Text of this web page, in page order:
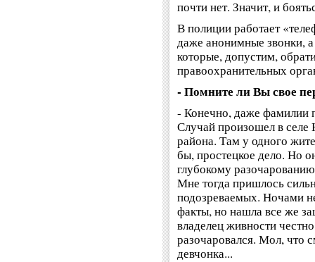
почти нет. Значит, и
В полиции работает
даже анонимные звонки,
которые, допустим,
правоохранительных
- Помните ли Вы свое
- Конечно, даже фамилии
Случай произошел в
района. Там у одного
бы, простецкое дело. Но
глубокому
Мне тогда пришлось
подозреваемых. Ночами
факты, но нашла все же
владелец живности
разочаровался. Мол, что
девчонка...